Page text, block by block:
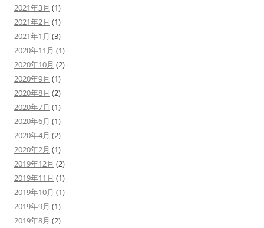
2021年3月 (1)
2021年2月 (1)
2021年1月 (3)
2020年11月 (1)
2020年10月 (2)
2020年9月 (1)
2020年8月 (2)
2020年7月 (1)
2020年6月 (1)
2020年4月 (2)
2020年2月 (1)
2019年12月 (2)
2019年11月 (1)
2019年10月 (1)
2019年9月 (1)
2019年8月 (2)